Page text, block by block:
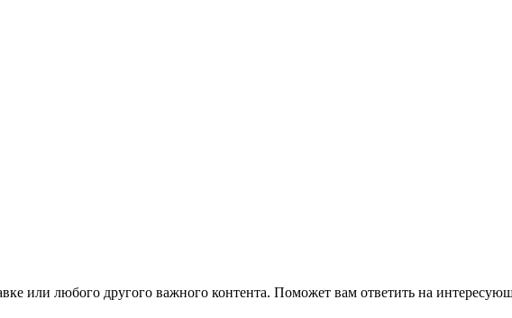
или любого другого важного контента. Поможет вам ответить на